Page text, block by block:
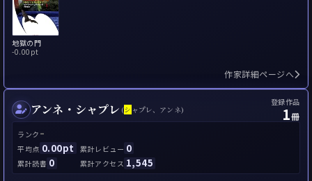
地獄の門
-0.00pt
作家詳細ページへ
アンネ・シャプレ (シ ャプレ、アンネ)
登録作品
1冊
ランク -
平均点 0.00pt 累計レビュー 0
累計読書 0 累計アクセス 1,545